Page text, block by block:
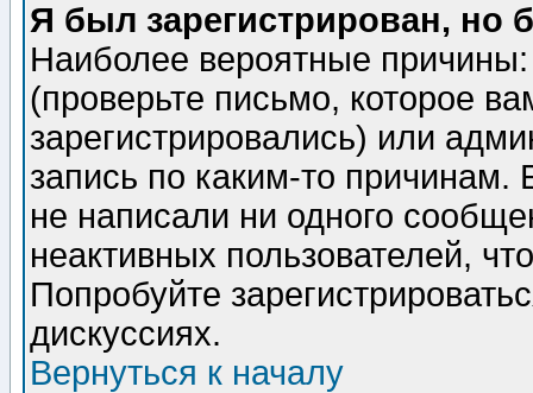
Я был зарегистрирован, но
Наиболее вероятные
(проверьте письмо, которое
зарегистрировались) или
запись по каким-то
не написали ни одного
неактивных пользователей,
Попробуйте
дискуссиях.
Вернуться к началу